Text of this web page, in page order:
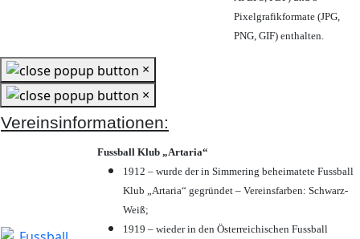
Pixelgrafikformate (JPG,
PNG, GIF) enthalten.
×
×
Vereinsinformationen:
Fussball Klub „Artaria“
1912 – wurde der in Simmering beheimatete Fussball
Klub „Artaria“ gegründet – Vereinsfarben: Schwarz-
Weiß;
1919 – wieder in den Österreichischen Fussball